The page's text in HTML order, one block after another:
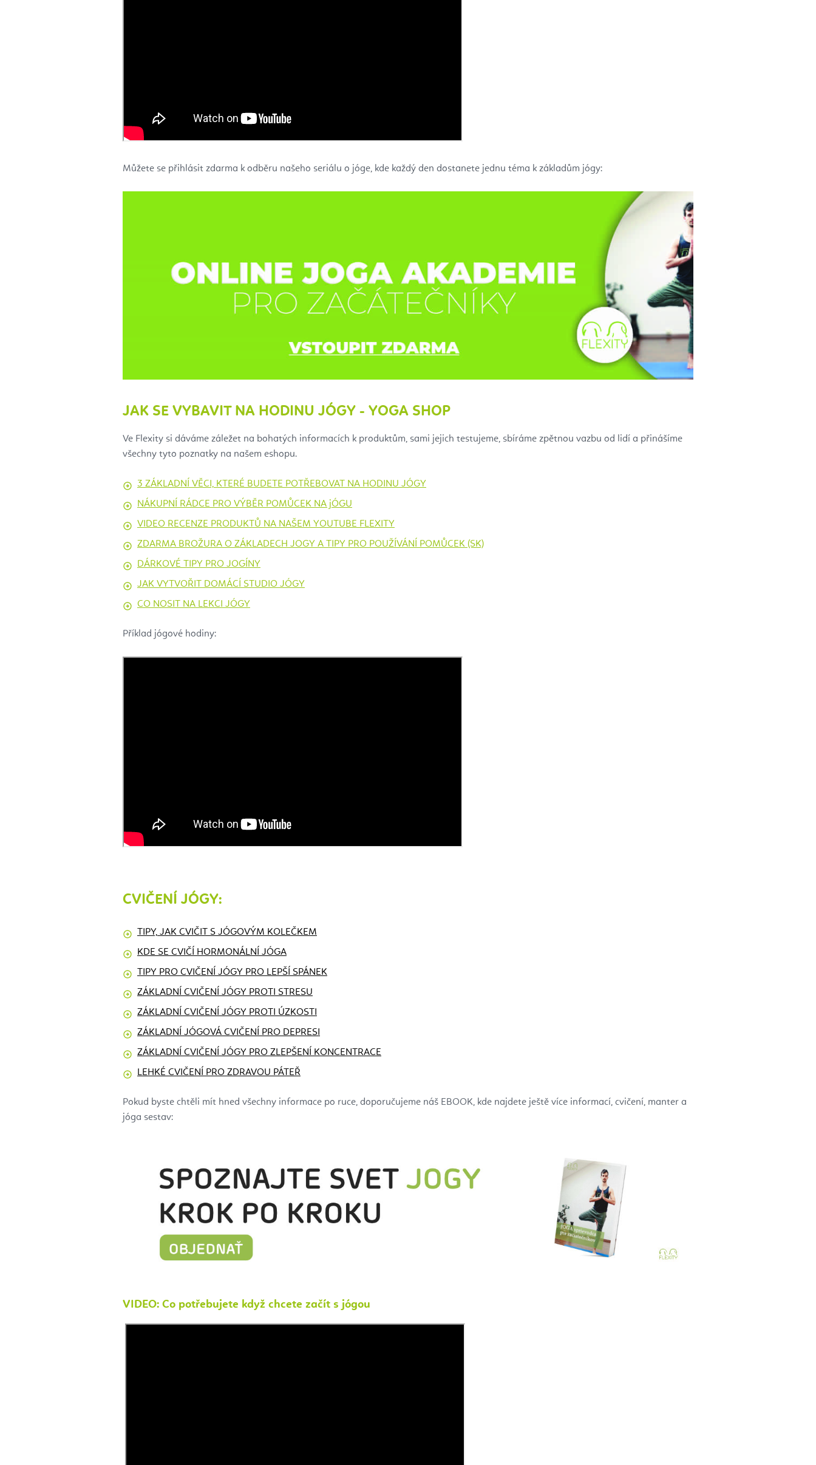
Můžete se přihlásit zdarma k odběru našeho seriálu o jóge, kde každý den dostanete jednu téma k základům jógy:
JAK SE VYBAVIT NA HODINU JÓGY - YOGA SHOP
Ve Flexity si dáváme záležet na bohatých informacích k produktům, sami jejich testujeme, sbíráme zpětnou vazbu od lidí a přinášíme
všechny tyto poznatky na našem eshopu.
3 ZÁKLADNÍ VĚCI, KTERÉ BUDETE POTŘEBOVAT NA HODINU JÓGY
NÁKUPNÍ RÁDCE PRO VÝBĚR POMŮCEK NA jÓGU
VIDEO RECENZE PRODUKTŮ NA NAŠEM YOUTUBE FLEXITY
ZDARMA BROŽURA O ZÁKLADECH JOGY A TIPY PRO POUŽÍVÁNÍ POMŮCEK (SK)
DÁRKOVÉ TIPY PRO JOGÍNY
JAK VYTVOŘIT DOMÁCÍ STUDIO JÓGY
CO NOSIT NA LEKCI JÓGY
Příklad jógové hodiny:
CVIČENÍ JÓGY:
TIPY, JAK CVIČIT S JÓGOVÝM KOLEČKEM
KDE SE CVIČÍ HORMONÁLNÍ JÓGA
TIPY PRO CVIČENÍ JÓGY PRO LEPŠÍ SPÁNEK
ZÁKLADNÍ CVIČENÍ JÓGY PROTI STRESU
ZÁKLADNÍ CVIČENÍ JÓGY PROTI ÚZKOSTI
ZÁKLADNÍ JÓGOVÁ CVIČENÍ PRO DEPRESI
ZÁKLADNÍ CVIČENÍ JÓGY PRO ZLEPŠENÍ KONCENTRACE
LEHKÉ CVIČENÍ PRO ZDRAVOU PÁTEŘ
Pokud byste chtěli mít hned všechny informace po ruce, doporučujeme náš EBOOK, kde najdete ještě více informací, cvičení, manter a
jóga sestav:
VIDEO: Co potřebujete když chcete začít s jógou